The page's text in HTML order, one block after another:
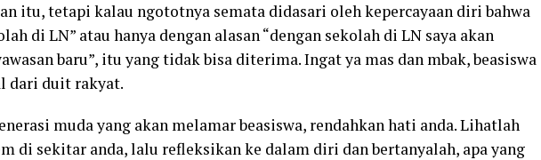
itu, tetapi kalau ngototnya semata didasari oleh kepercayaan diri bahwa
di LN” atau hanya dengan alasan “dengan sekolah di LN saya akan
baru”, itu yang tidak bisa diterima. Ingat ya mas dan mbak, beasiswa
dari duit rakyat.
muda yang akan melamar beasiswa, rendahkan hati anda. Lihatlah
di sekitar anda, lalu refleksikan ke dalam diri dan bertanyalah, apa yang